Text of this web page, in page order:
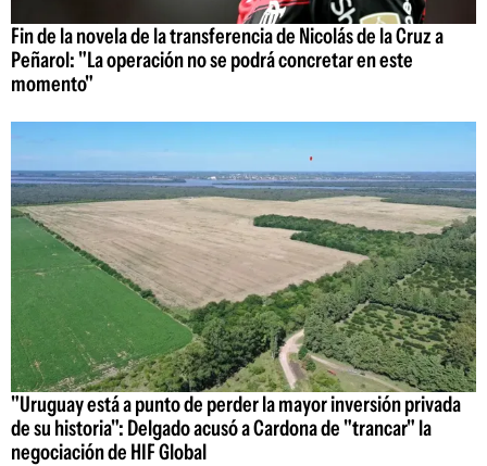
Fin de la novela de la transferencia de Nicolás de la Cruz a
Peñarol: "La operación no se podrá concretar en este
momento"
"Uruguay está a punto de perder la mayor inversión privada
de su historia": Delgado acusó a Cardona de "trancar" la
negociación de HIF Global